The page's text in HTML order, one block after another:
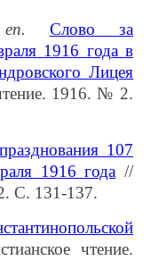
Слово за
1916 года в
Лицея
1916. № 2.
107
1916 года //
С. 131-137.
чтение.